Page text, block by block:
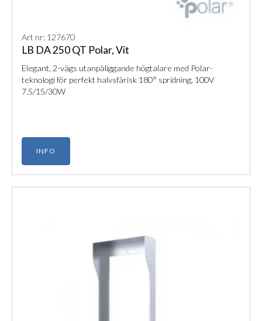
Art nr: 127670
LB DA 250 QT Polar, Vit
Elegant, 2-vägs utanpåliggande högtalare med Polar-
teknologi för perfekt halvsfärisk 180° spridning, 100V
7.5/15/30W
INFO